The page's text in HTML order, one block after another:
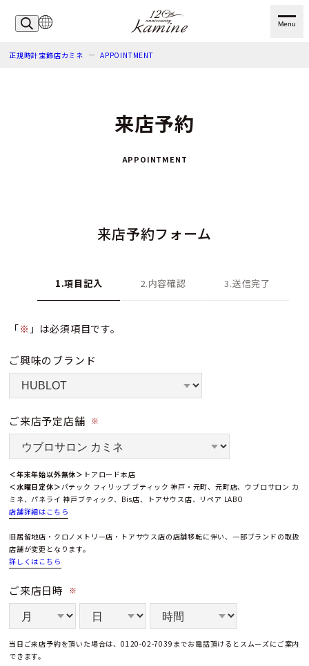
Menu
正規時計宝飾店カミネ APPOINTMENT
来店予約
APPOINTMENT
来店予約フォーム
1.項目記入 2.内容確認 3.送信完了
「※ 」は必須項目です。
ご興味のブランド
ご来店予定店舗 ※
＜年末年始以外無休＞ トアロード本店
＜水曜日定休＞ パテック フィリップ ブティック 神戸・元町、元町店、ウブロサロン カ
ミネ、パネライ 神戸ブティック、Bis店、トアサウス店、リペア LABO
店舗詳細はこちら
旧居留地店・クロノメトリー店・トアサウス店の店舗移転に伴い、一部ブランドの取扱
店舗が変更となります。
詳しくはこちら
ご来店日時 ※
当日ご来店予約を頂いた場合は、0120-02-7039までお電話頂けるとスムーズにご案内
できます。